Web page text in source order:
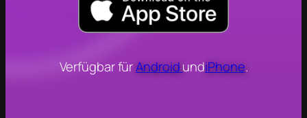
Verfügbar fürAndroidundiPhone.